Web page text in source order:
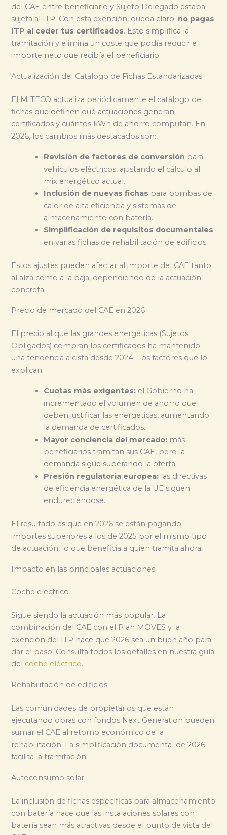
del CAE entre beneficiario y Sujeto Delegado estaba
sujeta al ITP. Con esta exención, queda claro: no pagas
ITP al ceder tus certificados. Esto simplifica la
tramitación y elimina un coste que podía reducir el
importe neto que recibía el beneficiario.
Actualización del Catálogo de Fichas Estandarizadas
El MITECO actualiza periódicamente el catálogo de
fichas que definen qué actuaciones generan
certificados y cuántos kWh de ahorro computan. En
2026, los cambios más destacados son:
Revisión de factores de conversión para
vehículos eléctricos, ajustando el cálculo al
mix energético actual.
Inclusión de nuevas fichas para bombas de
calor de alta eficiencia y sistemas de
almacenamiento con batería.
Simplificación de requisitos documentales
en varias fichas de rehabilitación de edificios.
Estos ajustes pueden afectar al importe del CAE tanto
al alza como a la baja, dependiendo de la actuación
concreta.
Precio de mercado del CAE en 2026
El precio al que las grandes energéticas (Sujetos
Obligados) compran los certificados ha mantenido
una tendencia alcista desde 2024. Los factores que lo
explican:
Cuotas más exigentes: el Gobierno ha
incrementado el volumen de ahorro que
deben justificar las energéticas, aumentando
la demanda de certificados.
Mayor conciencia del mercado: más
beneficiarios tramitan sus CAE, pero la
demanda sigue superando la oferta.
Presión regulatoria europea: las directivas
de eficiencia energética de la UE siguen
endureciéndose.
El resultado es que en 2026 se están pagando
importes superiores a los de 2025 por el mismo tipo
de actuación, lo que beneficia a quien tramita ahora.
Impacto en las principales actuaciones
Coche eléctrico
Sigue siendo la actuación más popular. La
combinación del CAE con el Plan MOVES y la
exención del ITP hace que 2026 sea un buen año para
dar el paso. Consulta todos los detalles en nuestra guía
del coche eléctrico.
Rehabilitación de edificios
Las comunidades de propietarios que están
ejecutando obras con fondos Next Generation pueden
sumar el CAE al retorno económico de la
rehabilitación. La simplificación documental de 2026
facilita la tramitación.
Autoconsumo solar
La inclusión de fichas específicas para almacenamiento
con batería hace que las instalaciones solares con
batería sean más atractivas desde el punto de vista del